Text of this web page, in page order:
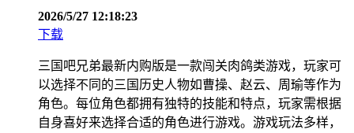
2026/5/27 12:18:23
下载
三国吧兄弟最新内购版是一款闯关肉鸽类游戏，玩家可
以选择不同的三国历史人物如曹操、赵云、周瑜等作为
角色。每位角色都拥有独特的技能和特点，玩家需根据
自身喜好来选择合适的角色进行游戏。游戏玩法多样，